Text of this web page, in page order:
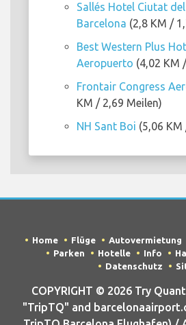
Sallés Hotel Ciutat
Barcelona (2,8 KM /
Best Western Plus
Aeropuerto (4,02 KM
Frontair Congress
KM / 2,69 Meilen)
NH Sant Boi (5,06 KM
Home Flüge Autovermietung
Parken
Hotelle Info
Datenschutz
COPYRIGHT © 2026 Try
"TripTQ" and